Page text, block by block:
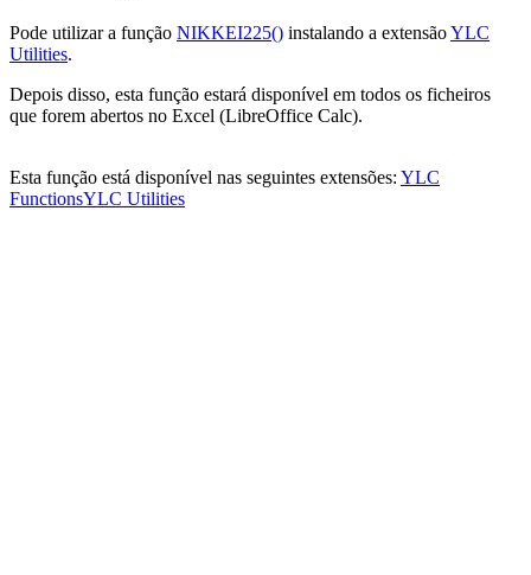
Pode utilizar a função NIKKEI225() instalando a extensãoYLC
Utilities.
Depois disso, esta função estará disponível em todos os ficheiros
que forem abertos no Excel (LibreOffice Calc).
Esta função está disponível nas seguintes extensões: YLC
FunctionsYLC Utilities